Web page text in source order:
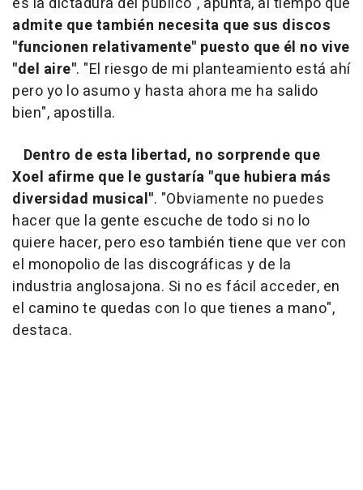
admite que también necesita que sus discos
"funcionen relativamente" puesto que él no vive
"del aire". "El riesgo de mi planteamiento está ahí
pero yo lo asumo y hasta ahora me ha salido
bien", apostilla.
Dentro de esta libertad, no sorprende que
Xoel afirme que le gustaría "que hubiera más
diversidad musical". "Obviamente no puedes
hacer que la gente escuche de todo si no lo
quiere hacer, pero eso también tiene que ver con
el monopolio de las discográficas y de la
industria anglosajona. Si no es fácil acceder, en
el camino te quedas con lo que tienes a mano",
destaca.